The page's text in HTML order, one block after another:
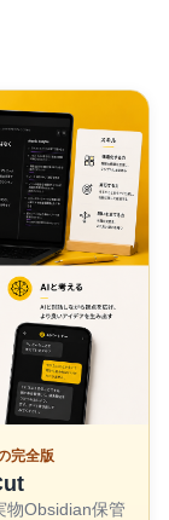
完全版
物Obsidian保管